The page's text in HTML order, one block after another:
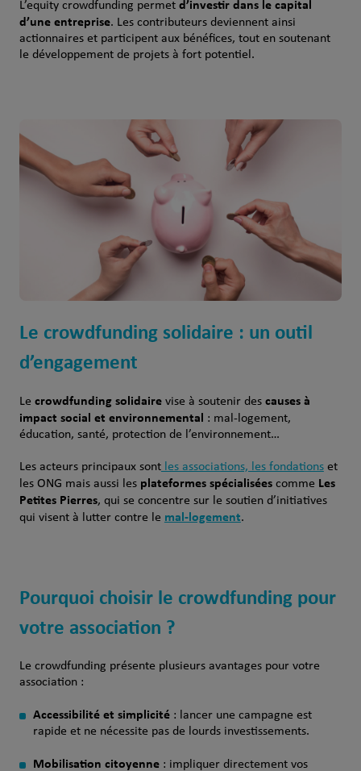
L’equity crowdfunding permet d’investir dans le capital
d’une entreprise. Les contributeurs deviennent ainsi
actionnaires et participent aux bénéfices, tout en soutenant
le développement de projets à fort potentiel.
Le crowdfunding solidaire : un outil
d’engagement
Le crowdfunding solidairevise à soutenir des causes à
impact social et environnemental : mal-logement,
éducation, santé, protection de l’environnement…
Les acteurs principaux sontles associations, les fondationset
les ONG mais aussi les plateformes spécialisées comme Les
Petites Pierres, qui se concentre sur le soutien d’initiatives
qui visent à lutter contre le mal-logement.
Pourquoi choisir le crowdfunding pour
votre association ?
Le crowdfunding présente plusieurs avantages pour votre
association :
Accessibilité et simplicité: lancer une campagne est
rapide et ne nécessite pas de lourds investissements.
Mobilisation citoyenne: impliquer directement vos